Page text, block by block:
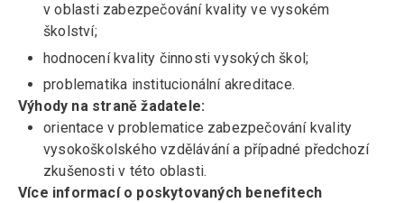
v oblasti zabezpečování kvality ve vysokém
školství;
hodnocení kvality činnosti vysokých škol;
problematika institucionální akreditace.
Výhody na straně žadatele:
orientace v problematice zabezpečování kvality
vysokoškolského vzdělávání a případné předchozí
zkušenosti v této oblasti.
Více informací o poskytovaných benefitech